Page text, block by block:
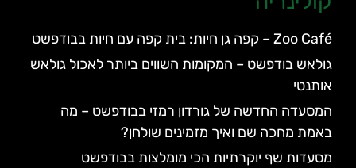
Zoo Café – קפה גן חיות: בית קפה עם חיות בבודפשט
גולאש בודפשט – המקומות השווים ביותר לאכול גולאש
אותנטי
המסעדה החדשה של גורדון רמזי בבודפשט – מה
באמת מחכה שם ואיך מזמינים שולחן?
מסעדות שף יוקרתיות הכי מומלצות בבודפשט